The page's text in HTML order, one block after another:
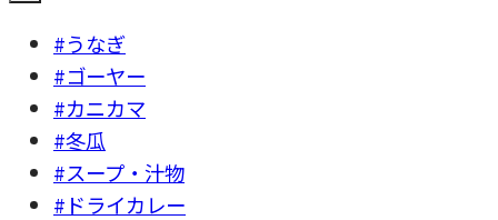
#うなぎ
#ゴーヤー
#カニカマ
#冬瓜
#スープ・汁物
#ドライカレー